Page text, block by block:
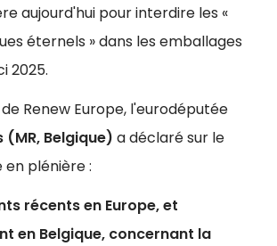
aujourd'hui pour interdire les «
éternels » dans les emballages
2025.
Renew Europe, l'eurodéputée
(MR, Belgique) a déclaré sur le
plénière :
récents en Europe, et
en Belgique, concernant la